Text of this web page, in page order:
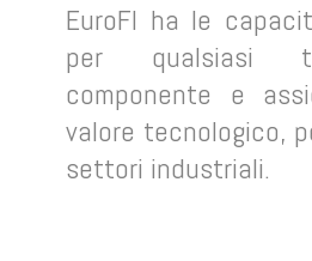
EuroFI ha le
per qualsiasi
componente e
valore tecnologico,
settori industriali.